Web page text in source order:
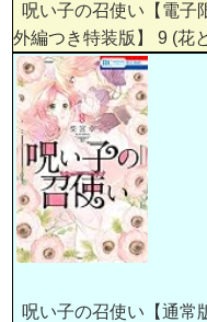
呪い子の召使い【電子
外編つき特装版】 9 (花
呪い子の召使い【通常